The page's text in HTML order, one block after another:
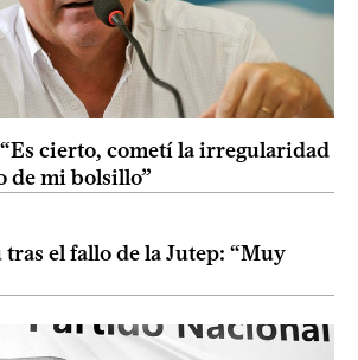
cierto, cometí la irregularidad
de mi bolsillo”
el fallo de la Jutep: “Muy